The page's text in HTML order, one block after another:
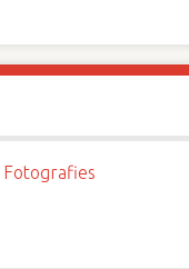
Fotografies